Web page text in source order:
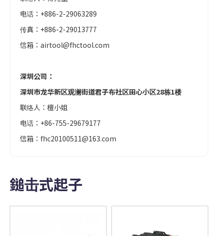
电话：+886-2-29063289
传真：+886-2-29013777
信箱： airtool@fhctool.com
深圳公司：
深圳市龙华新区观澜街道君子布社区田心小区28栋1楼
联络人：檀小姐
电话：+86-755-29679177
信箱： fhc20100511@163.com
鎚击式起子